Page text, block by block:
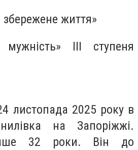
збережене життя»
ІІІ ступеня
листопада 2025 року в
на Запоріжжі.
32 роки. Він до